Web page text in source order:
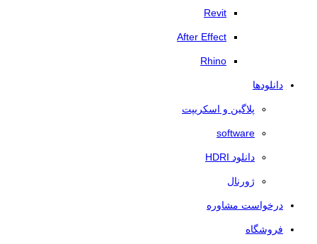
Revit
After Effect
Rhino
دانلودها
پلاگین و اسکریپت
software
دانلود HDRI
ژورنال
درخواست مشاوره
فروشگاه